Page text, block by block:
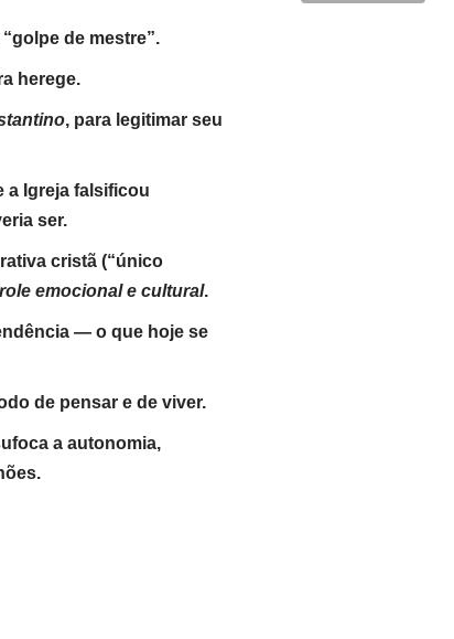
de mestre”.
herege.
, para legitimar seu
a Igreja falsificou
ser.
cristã (“único
emocional e cultural.
— o que hoje se
de pensar e de viver.
a autonomia,